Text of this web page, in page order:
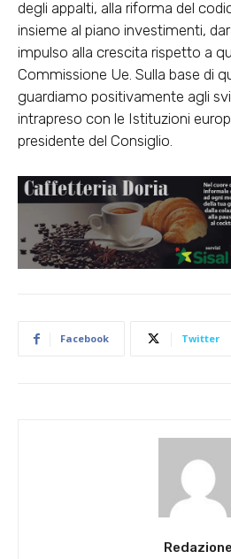
degli appalti, alla riforma del
insieme al piano investimenti,
impulso alla crescita rispetto a
Commissione Ue. Sulla base di
guardiamo positivamente agli
intrapreso con le Istituzioni
presidente del Consiglio.
Facebook Twitter
Redazione